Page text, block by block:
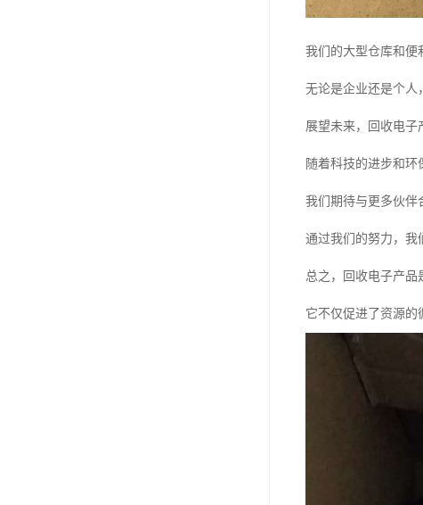
我们的大型仓库和便
无论是企业还是个人
展望未来，回收电子
随着科技的进步和环
我们期待与更多伙伴
通过我们的努力，我
总之，回收电子产品
它不仅促进了资源的